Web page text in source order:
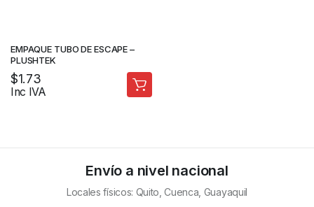
EMPAQUE TUBO DE ESCAPE –
PLUSHTEK
$1.73
Inc IVA
Envío a nivel nacional
Locales físicos: Quito, Cuenca, Guayaquil